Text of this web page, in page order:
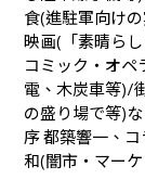
食(進駐軍向け
映画(「素晴ら
コミック・オ
電、木炭車等)/
の盛り場で等)
序 都築響一、
和(闇市・マー